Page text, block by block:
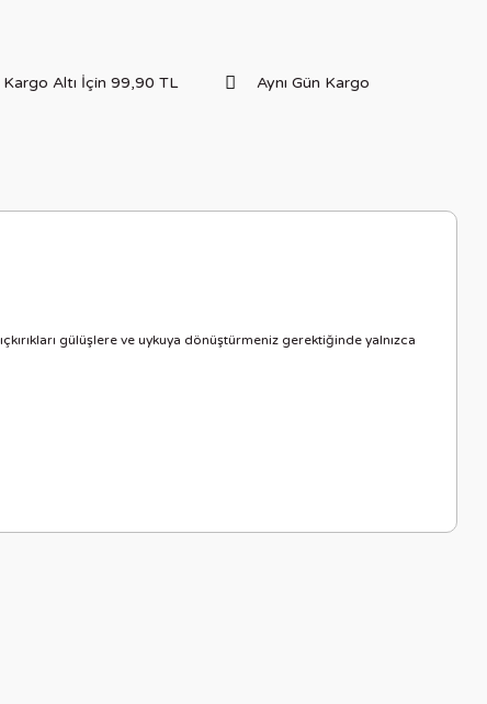
Altı İçin 99,90 TL Aynı Gün Kargo
gülüşlere ve uykuya dönüştürmeniz gerektiğinde yalnızca